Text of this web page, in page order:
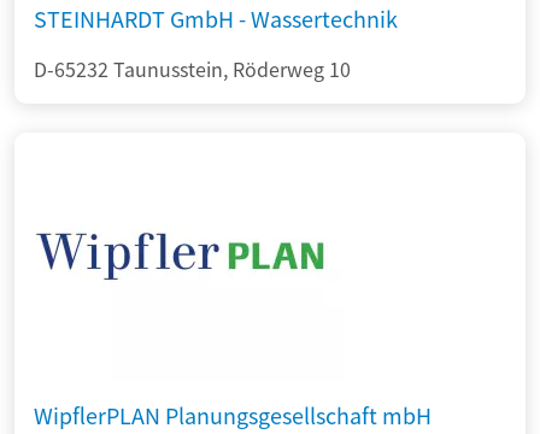
STEINHARDT GmbH - Wassertechnik
D-65232 Taunusstein, Röderweg 10
WipflerPLAN Planungsgesellschaft mbH